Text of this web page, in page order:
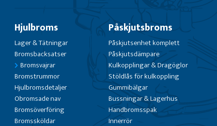
Hjulbroms
Lager & Tätningar
Bromsbacksatser
Bromsvajrar
Bromstrummor
Hjulbromsdetaljer
Obromsade nav
Bromsöverföring
Bromssköldar
Påskjutsbroms
Påskjutsenhet komplett
Påskjutsdämpare
Kulkopplingar & Dragöglor
Stöldlås för kulkoppling
Gummibälgar
Bussningar & Lagerhus
Handbromsspak
Innerrör